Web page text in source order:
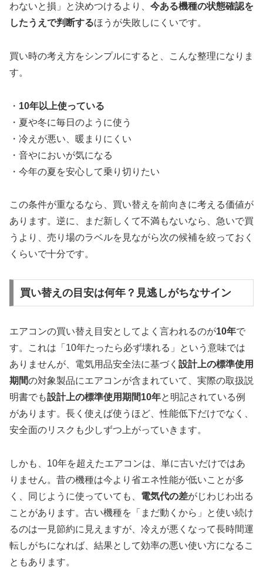
わないと損」と決めつけるより、 今ある機種の状態確認を
したうえで判断するほうが失敗しにくいです。
買い時の考え方をシンプルにすると、こんな整理になりま
す。
・ 10年以上使っている
・夏や冬に毎日のように使う
・冷えが悪い、暖まりにくい
・音やにおいが気になる
・今年の夏を安心して乗り切りたい
この条件が重なるなら、買い替えを前向きに考える価値が
あります。逆に、まだ新しくて不満もないなら、急いで買
うより、売り場のラベルを見ながら次の候補を絞っておく
くらいで十分です。
買い替えの目安は何年？見逃しがちなサイン
エアコンの買い替え目安としてよく言われるのが10年で
す。これは「10年たったら必ず壊れる」という意味では
ありませんが、電気用品安全法に基づく 設計上の標準使用
期間の対象製品にエアコンが含まれていて、実際の取扱説
明書でも設計上の標準使用期間10年と明記されている例
があります。長く使えば使うほど、性能低下だけでなく、
安全面のリスクも少しずつ上がっていきます。
しかも、10年を超えたエアコンは、単に古いだけではあ
りません。昔の機種は今より省エネ性能が低いことが多
く、同じように使っていても、 電気代の差がじわじわ出る
ことがあります。古い機種を「まだ動くから」と使い続け
るのは一見節約に見えますが、冷えが悪くなって長時間運
転しがちになれば、結果として効率の悪い使い方になるこ
ともあります。